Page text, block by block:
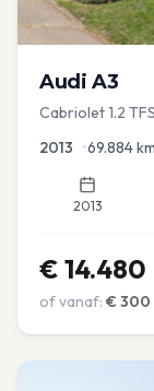
Audi A3
Cabriolet 1.2
2013 •69.884km
2013
€ 14.480
of vanaf: € 300